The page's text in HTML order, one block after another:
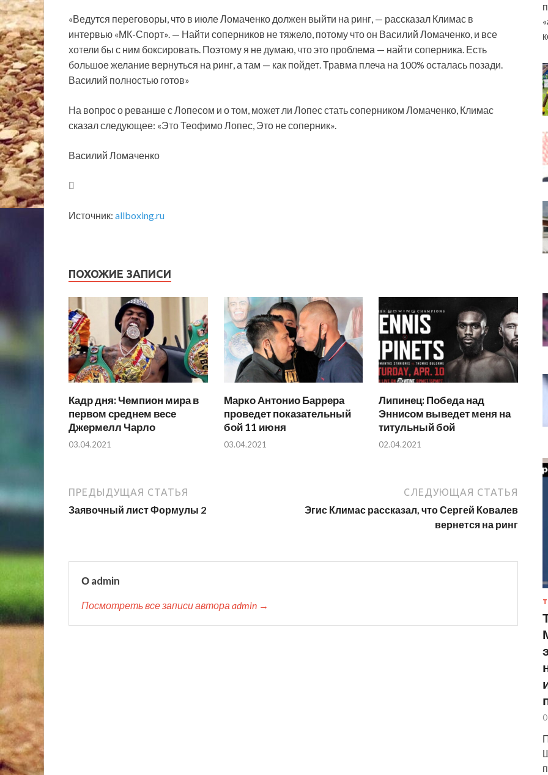
«Ведутся переговоры, что в июле Ломаченко должен выйти на ринг, — рассказал Климас в
интервью «МК-Спорт». — Найти соперников не тяжело, потому что он Василий Ломаченко, и все
хотели бы с ним боксировать. Поэтому я не думаю, что это проблема — найти соперника. Есть
большое желание вернуться на ринг, а там — как пойдет. Травма плеча на 100% осталась позади.
Василий полностью готов»
На вопрос о реванше с Лопесом и о том, может ли Лопес стать соперником Ломаченко, Климас
сказал следующее: «Это Теофимо Лопес, Это не соперник».
Василий Ломаченко
Источник: allboxing.ru
ПОХОЖИЕ ЗАПИСИ
Кадр дня: Чемпион мира в
первом среднем весе
Джермелл Чарло
03.04.2021
Марко Антонио Баррера
проведет показательный
бой 11 июня
03.04.2021
Липинец: Победа над
Эннисом выведет меня на
титульный бой
02.04.2021
ПРЕДЫДУЩАЯ СТАТЬЯ
Заявочный лист Формулы 2
СЛЕДУЮЩАЯ СТАТЬЯ
Эгис Климас рассказал, что Сергей Ковалев
вернется на ринг
О admin
Посмотреть все записи автора admin →